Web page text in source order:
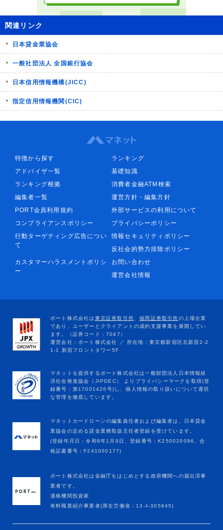
関連リンク
日本貸金業協会
一般社団法人 全国銀行協会
日本信用情報機構(JICC)
指定信用情報機関(CIC)
特徴から探す
ランキング
アドバイザ一覧
基礎知識
ランキング根拠
消費者金融ATM検索
編集者一覧
運営方針・編集方針
PORT会員利用規約
外部サービスの利用について
コンプライアンスポリシー
プライバシーポリシー
行動ターゲティング広告につい
て
情報セキュリティポリシー
反社会的勢力排除ポリシー
カスタマーハラスメントポリシ
ー
お問い合わせ
運営会社情報
マネットカードローンの編集責任者および編集者は、日本貸金
業協会の定める貸金業務取扱主任者登録を受けています。
(登録年月日：令和8年1月9日、登録番号：K250020096、合
格証書番号：F241000177)
ポート株式会社は金融庁をはじめとする政府機関への届出済事
業者です。
適格機関投資家
有料職業紹介事業者(厚生労働省：13-ﾕ-305645)